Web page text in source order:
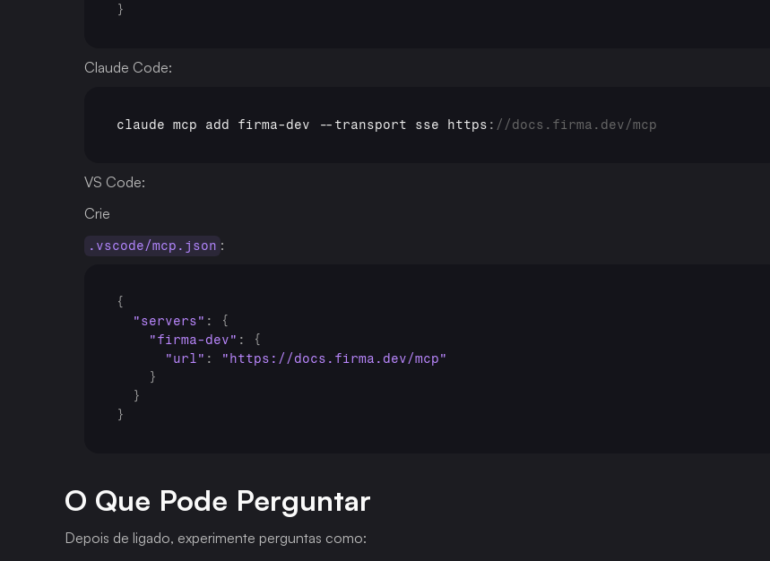
}
Claude Code:
claude mcp add firma-dev -- transport sse https : //docs.firma.dev/mcp
VS Code:
Crie
.vscode/mcp.json :
{
"servers" :
{
"firma-dev" :
{
"url" :
"https://docs.firma.dev/mcp"
}
}
}
O Que Pode Perguntar
Depois de ligado, experimente perguntas como: